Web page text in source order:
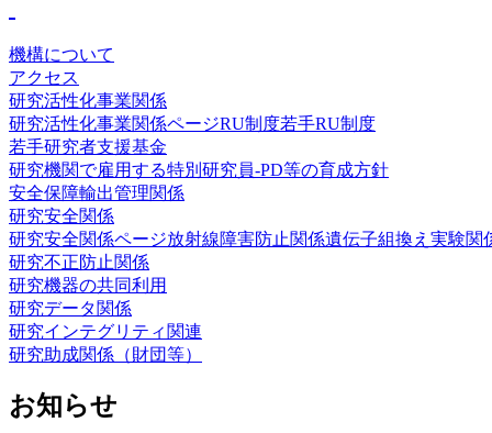
機構について
アクセス
研究活性化事業関係
研究活性化事業関係ページRU制度若手RU制度
若手研究者支援基金
研究機関で雇用する特別研究員-PD等の育成方針
安全保障輸出管理関係
研究安全関係
研究安全関係ページ放射線障害防止関係遺伝子組換え実験関
研究不正防止関係
研究機器の共同利用
研究データ関係
研究インテグリティ関連
研究助成関係（財団等）
お知らせ